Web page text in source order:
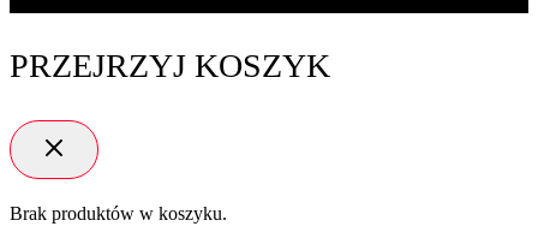
PRZEJRZYJ KOSZYK
Brak produktów w koszyku.